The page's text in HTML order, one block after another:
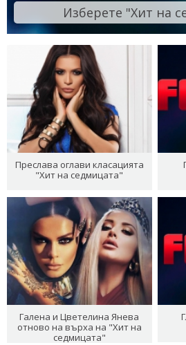
Изберете "Хит на
Преслава оглави класацията
"Хит на седмицата"
Галена и Цветелина Янева
отново на върха на "Хит на
седмицата"